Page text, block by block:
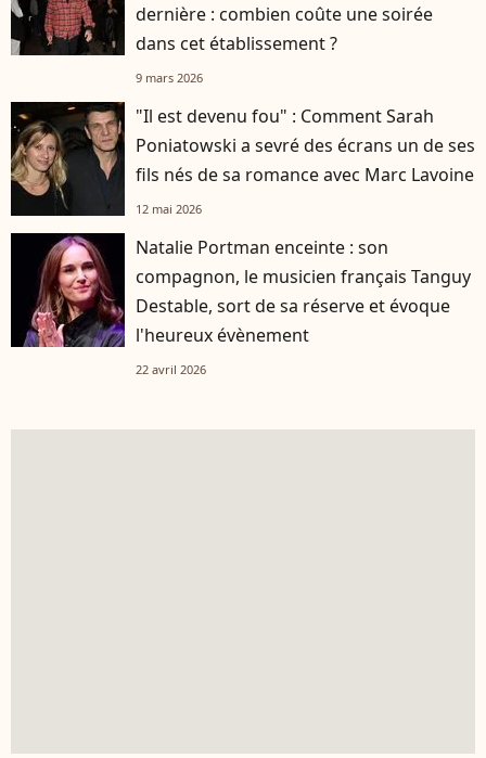
dernière : combien coûte une soirée
dans cet établissement ?
9 mars 2026
"Il est devenu fou" : Comment Sarah
Poniatowski a sevré des écrans un de ses
fils nés de sa romance avec Marc Lavoine
12 mai 2026
Natalie Portman enceinte : son
compagnon, le musicien français Tanguy
Destable, sort de sa réserve et évoque
l'heureux évènement
22 avril 2026